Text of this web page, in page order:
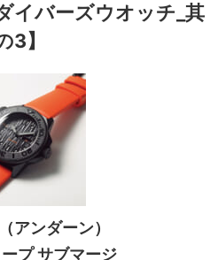
イバーズウオッチ_其
3】
アンダーン）
プ サブマージ